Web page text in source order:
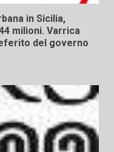
in Sicilia,
milioni. Varrica
del governo